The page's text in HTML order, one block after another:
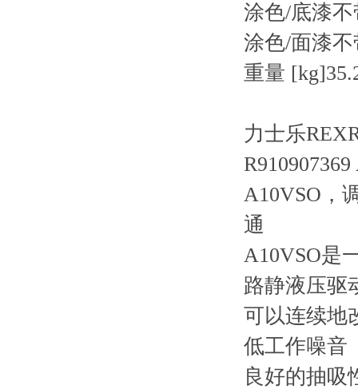
涂色/底漆不
涂色/面漆不
重量 [kg]
力士乐
A10VSO，
通
A10VSO是
路静液压驱
可以连续地
低工作噪音
良好的抽吸